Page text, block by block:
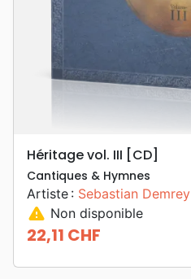
Héritage vol. III [CD]
Cantiques & Hymnes
Artiste : Sebastian Demrey
warning Non disponible
Prix
22,11 CHF